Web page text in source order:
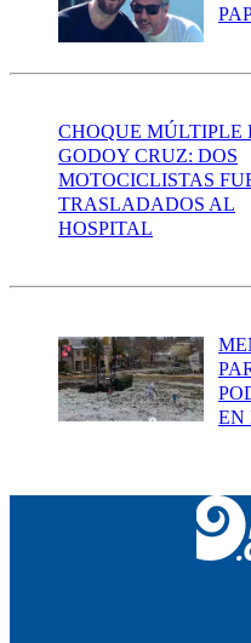
CHOQUE MÚLTIPLE
GODOY CRUZ: DOS
MOTOCICLISTAS
TRASLADADOS AL
HOSPITAL
EN